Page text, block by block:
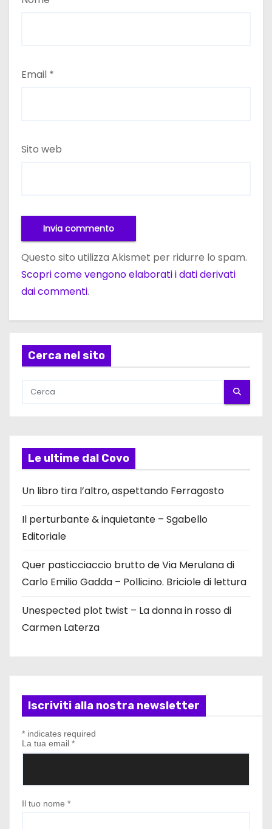
Email *
Sito web
Questo sito utilizza Akismet per ridurre lo spam.
Scopri come vengono elaborati i dati derivati
dai commenti.
Cerca nel sito
Le ultime dal Covo
Un libro tira l’altro, aspettando Ferragosto
Il perturbante & inquietante – Sgabello
Editoriale
Quer pasticciaccio brutto de Via Merulana di
Carlo Emilio Gadda – Pollicino. Briciole di lettura
Unespected plot twist – La donna in rosso di
Carmen Laterza
Iscriviti alla nostra newsletter
* indicates required
La tua email *
Il tuo nome *